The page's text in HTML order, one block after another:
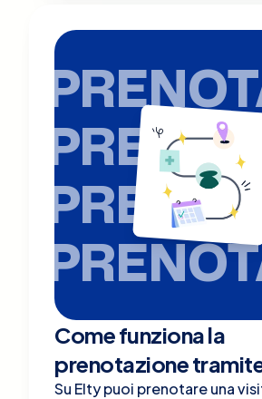
Come funziona la
prenotazione
Su Elty puoi prenotare una